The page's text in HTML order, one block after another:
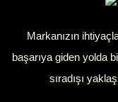
Markanızın
başarıya giden yolda
sıradışı